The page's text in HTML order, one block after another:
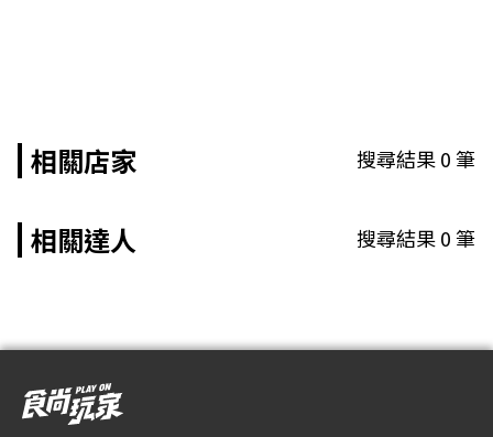
相關店家 搜尋結果0筆
相關達人 搜尋結果0筆